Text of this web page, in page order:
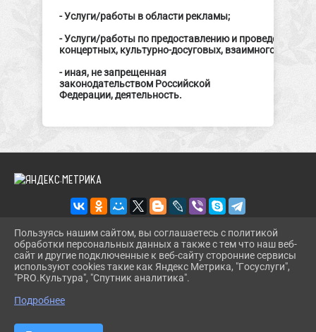
- Услуги/работы в области рекламы;
- Услуги/работы по предоставлению и проведению
концертных, культурно-досуговых, взаимного
- иная, не запрещенная
законодательством Российской
Федерации, деятельность.
2026 Г. SHENBIBL.RU
ВХОД
КАРТА САЙТА
СДЕЛАНО НА KUBCMS
Пользуясь нашим сайтом, вы соглашаетесь с политикой
обработки персональных данных а также с тем что наш веб-
сайт и другие подключенные к веб-сайту сторонние сервисы
используют cookies такие как Яндекс Метрика, "Госуслуги",
"PRO.Культура", "Спутник аналитика".
Подробнее